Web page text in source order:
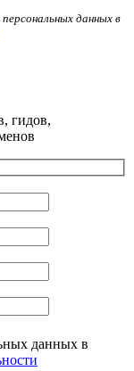
данных в
гидов,
данных в